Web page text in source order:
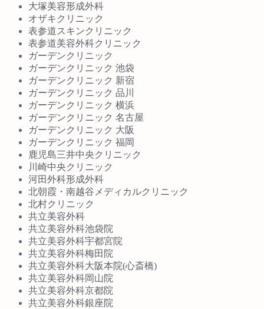
大塚美容形成外科
オザキクリニック
表参道スキンクリニック
表参道美容外科クリニック
ガーデンクリニック
ガーデンクリニック 池袋
ガーデンクリニック 新宿
ガーデンクリニック 品川
ガーデンクリニック 横浜
ガーデンクリニック 名古屋
ガーデンクリニック 大阪
ガーデンクリニック 福岡
鹿児島三井中央クリニック
川崎中央クリニック
河田外科形成外科
北朝霞・南越谷メディカルクリニック
北村クリニック
共立美容外科
共立美容外科池袋院
共立美容外科宇都宮院
共立美容外科梅田院
共立美容外科大阪本院(心斎橋)
共立美容外科岡山院
共立美容外科京都院
共立美容外科銀座院